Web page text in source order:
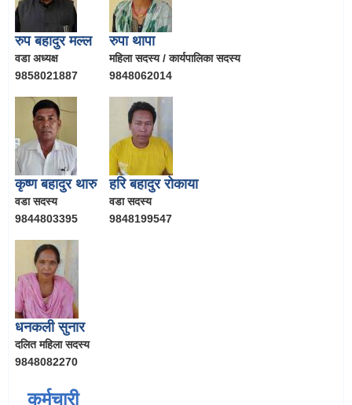
रुप बहादुर मल्ल
वडा अध्यक्ष
9858021887
रुपा थापा
महिला सदस्य / कार्यपालिका सदस्य
9848062014
कृष्ण बहादुर थारु
वडा सदस्य
9844803395
हरि बहादुर रोकाया
वडा सदस्य
9848199547
धनकली सुनार
दलित महिला सदस्य
9848082270
कर्मचारी